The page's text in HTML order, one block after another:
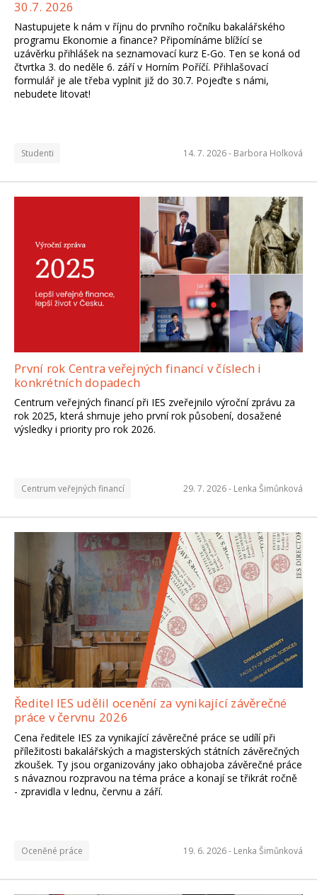
Materiály ze dne otevřených
dveří
Všechny důležité informace ze Dne otevřených
dveří 19. 6. 2026 najdete v článku níže.
30.7. 2026
Nastupujete k nám v říjnu do prvního ročníku bakalářského
programu Ekonomie a finance? Připomínáme blížící se
uzávěrku přihlášek na seznamovací kurz E-Go. Ten se koná od
čtvrtka 3. do neděle 6. září v Horním Poříčí. Přihlašovací
formulář je ale třeba vyplnit již do 30.7. Pojeďte s námi,
nebudete litovat!
Studenti 14. 7. 2026 - Barbora Holková
První rok Centra veřejných financí v číslech i
konkrétních dopadech
Centrum veřejných financí při IES zveřejnilo výroční zprávu za
rok 2025, která shrnuje jeho první rok působení, dosažené
výsledky i priority pro rok 2026.
Centrum veřejných financí 29. 7. 2026 - Lenka Šimůnková
Ředitel IES udělil ocenění za vynikající závěrečné
práce v červnu 2026
Cena ředitele IES za vynikající závěrečné práce se udílí při
příležitosti bakalářských a magisterských státních závěrečných
zkoušek. Ty jsou organizovány jako obhajoba závěrečné práce
s návaznou rozpravou na téma práce a konají se třikrát ročně
- zpravidla v lednu, červnu a září.
Oceněné práce 19. 6. 2026 - Lenka Šimůnková